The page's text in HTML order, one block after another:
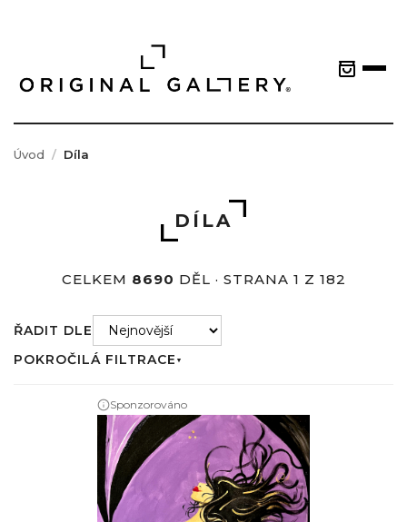
Úvod Díla
DÍLA
CELKEM 8690 DĚL · STRANA 1 Z 182
ŘADIT DLE
POKROČILÁ FILTRACE ▼
Sponzorováno